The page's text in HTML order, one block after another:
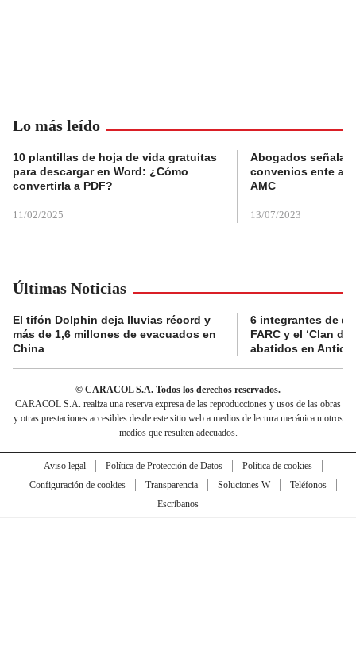
Lo más leído
10 plantillas de hoja de vida gratuitas
para descargar en Word: ¿Cómo
convertirla a PDF?
11/02/2025
Abogados
convenios ente
AMC
13/07/2023
Últimas Noticias
El tifón Dolphin deja lluvias récord y
más de 1,6 millones de evacuados en
China
6 integrantes de
FARC y el ‘Clan
abatidos en
© CARACOL S.A. Todos los derechos reservados.
CARACOL S.A. realiza una reserva expresa de las reproducciones y usos de las obras
y otras prestaciones accesibles desde este sitio web a medios de lectura mecánica u otros
medios que resulten adecuados.
Aviso legal Política de Protección de Datos
Política de cookies
Configuración de cookies
Transparencia Soluciones W
Teléfonos
Escríbanos